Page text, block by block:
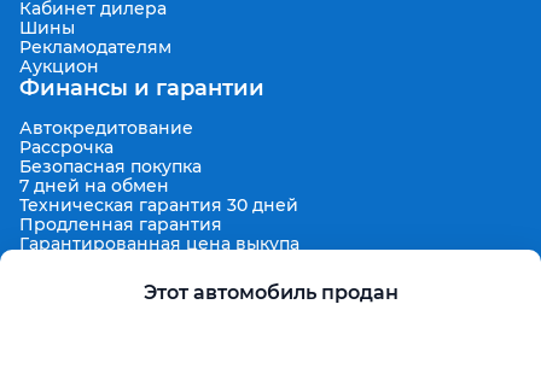
Этот автомобиль продан
Кабинет дилера
Шины
Рекламодателям
Аукцион
Финансы и гарантии
Автокредитование
Рассрочка
Безопасная покупка
7 дней на обмен
Техническая гарантия 30 дней
Продленная гарантия
Гарантированная цена выкупа
Поддержка